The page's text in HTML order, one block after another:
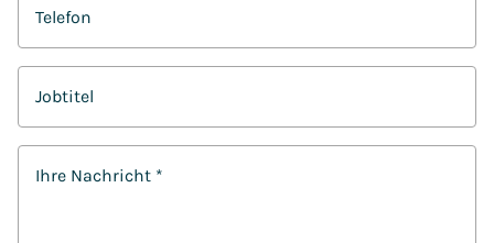
Telefon
Jobtitel
Ihre Nachricht *